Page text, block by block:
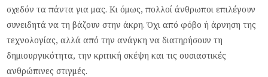
σχεδόν τα πάντα για μας. Κι όμως, πολλοί άνθρωποι επιλέγουν
συνειδητά να τη βάζουν στην άκρη. Όχι από φόβο ή άρνηση της
τεχνολογίας, αλλά από την ανάγκη να διατηρήσουν τη
δημιουργικότητα, την κριτική σκέψη και τις ουσιαστικές
ανθρώπινες στιγμές.